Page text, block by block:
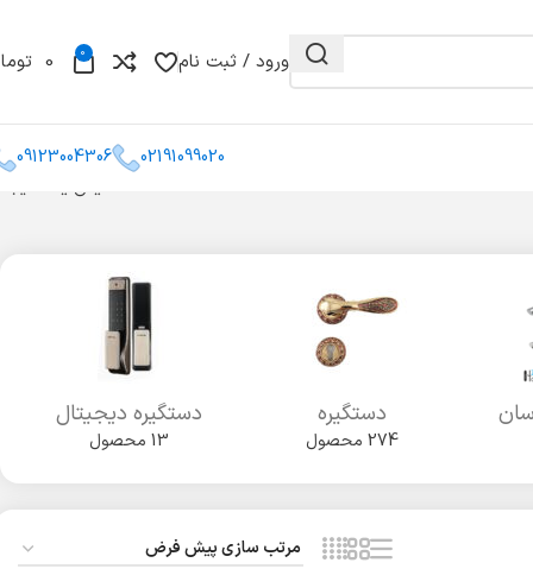
ورود / ثبت نام 0
0
02191099020
09123004306
نمایش یک نتیجه
دستگیره
274 محصول
دستگیره دیجیتال
13 محصول